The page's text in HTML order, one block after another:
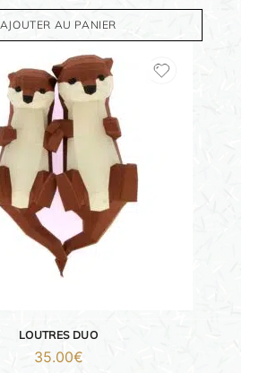
AJOUTER AU PANIER
LOUTRES DUO
35.00€